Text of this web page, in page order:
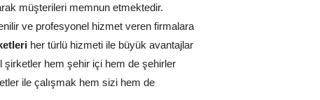
müşterileri memnun etmektedir.
ve profesyonel hizmet veren firmalara
her türlü hizmeti ile büyük avantajlar
şirketler hem şehir içi hem de şehirler
ile çalışmak hem sizi hem de